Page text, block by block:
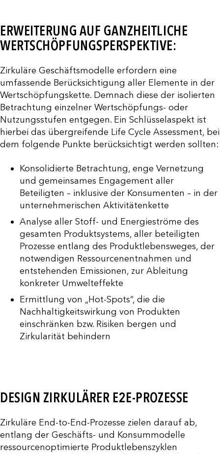
ERWEITERUNG AUF GANZHEITLICHE
WERTSCHÖPFUNGSPERSPEKTIVE:
Zirkuläre Geschäftsmodelle erfordern eine
umfassende Berücksichtigung aller Elemente in der
Wertschöpfungskette. Demnach diese der isolierten
Betrachtung einzelner Wertschöpfungs- oder
Nutzungsstufen entgegen. Ein Schlüsselaspekt ist
hierbei das übergreifende Life Cycle Assessment, bei
dem folgende Punkte berücksichtigt werden sollten:
Konsolidierte Betrachtung, enge Vernetzung
und gemeinsames Engagement aller
Beteiligten – inklusive der Konsumenten – in der
unternehmerischen Aktivitätenkette
Analyse aller Stoff- und Energieströme des
gesamten Produktsystems, aller beteiligten
Prozesse entlang des Produktlebensweges, der
notwendigen Ressourcenentnahmen und
entstehenden Emissionen, zur Ableitung
konkreter Umwelteffekte
Ermittlung von „Hot-Spots“, die die
Nachhaltigkeitswirkung von Produkten
einschränken bzw. Risiken bergen und
Zirkularität behindern
DESIGN ZIRKULÄRER E2E-PROZESSE
Zirkuläre End-to-End-Prozesse zielen darauf ab,
entlang der Geschäfts- und Konsummodelle
ressourcenoptimierte Produktlebenszyklen